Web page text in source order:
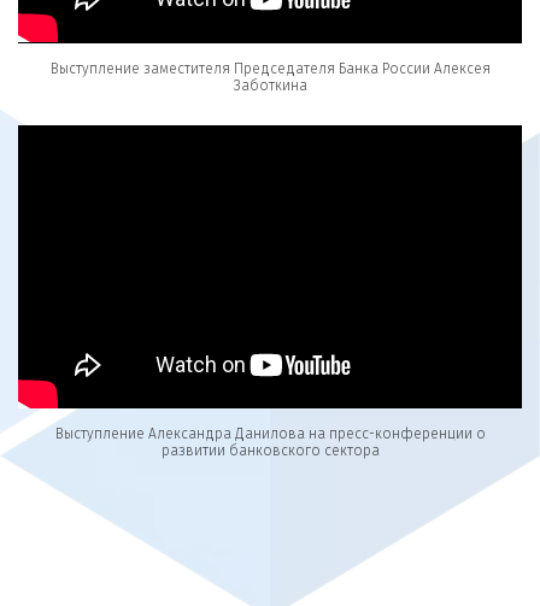
Выступление заместителя Председателя Банка России Алексея
Заботкина
Выступление Александра Данилова на пресс-конференции о
развитии банковского сектора